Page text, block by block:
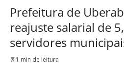
Prefeitura de
reajuste salarial de
servidores
1 min de leitura